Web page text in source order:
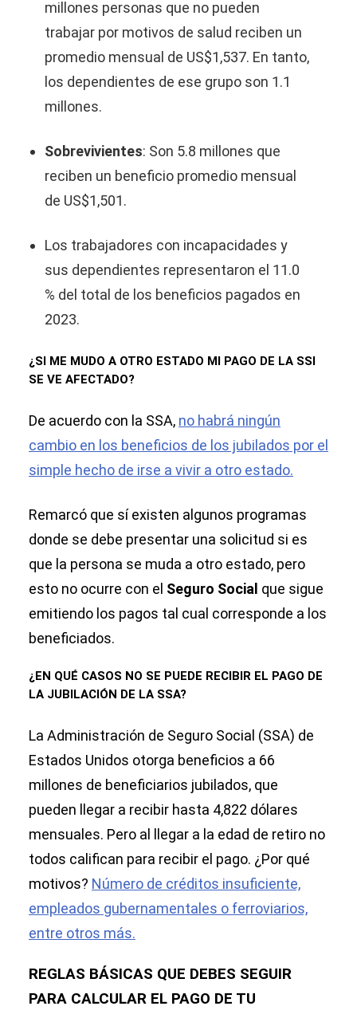
millones personas que no pueden
trabajar por motivos de salud reciben un
promedio mensual de US$1,537. En tanto,
los dependientes de ese grupo son 1.1
millones.
Sobrevivientes: Son 5.8 millones que
reciben un beneficio promedio mensual
de US$1,501.
Los trabajadores con incapacidades y
sus dependientes representaron el 11.0
% del total de los beneficios pagados en
2023.
¿SI ME MUDO A OTRO ESTADO MI PAGO DE LA SSI
SE VE AFECTADO?
De acuerdo con la SSA, no habrá ningún
cambio en los beneficios de los jubilados por el
simple hecho de irse a vivir a otro estado.
Remarcó que sí existen algunos programas
donde se debe presentar una solicitud si es
que la persona se muda a otro estado, pero
esto no ocurre con el Seguro Social que sigue
emitiendo los pagos tal cual corresponde a los
beneficiados.
¿EN QUÉ CASOS NO SE PUEDE RECIBIR EL PAGO DE
LA JUBILACIÓN DE LA SSA?
La Administración de Seguro Social (SSA) de
Estados Unidos otorga beneficios a 66
millones de beneficiarios jubilados, que
pueden llegar a recibir hasta 4,822 dólares
mensuales. Pero al llegar a la edad de retiro no
todos califican para recibir el pago. ¿Por qué
motivos? Número de créditos insuficiente,
empleados gubernamentales o ferroviarios,
entre otros más.
REGLAS BÁSICAS QUE DEBES SEGUIR
PARA CALCULAR EL PAGO DE TU